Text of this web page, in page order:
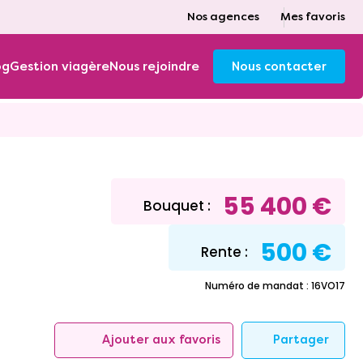
Nos agences Mes favoris
Gestion viagèreNous rejoindre Nous contacter
Bouquet : 55 400 €
Rente : 500 €
Numéro de mandat : 16VO17
Ajouter aux favoris Partager